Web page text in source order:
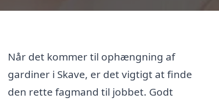
Når det kommer til ophængning af
gardiner i Skave, er det vigtigt at finde
den rette fagmand til jobbet. Godt